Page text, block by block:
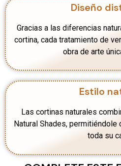
Diseño
Gracias a las diferencias
cortina, cada tratamiento de
obra de arte
Estilo
Las cortinas naturales
Natural Shades, permitiéndole
toda su